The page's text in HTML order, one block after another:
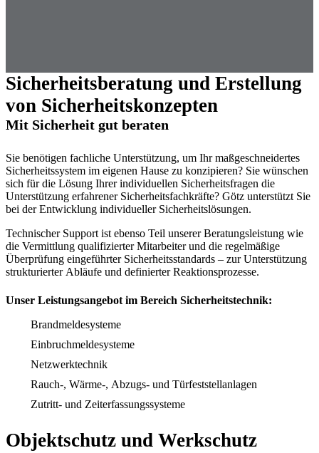
Sicherheitsberatung und Erstellung
von Sicherheitskonzepten
Mit Sicherheit gut beraten
Sie benötigen fachliche Unterstützung, um Ihr maßgeschneidertes
Sicherheitssystem im eigenen Hause zu konzipieren? Sie wünschen
sich für die Lösung Ihrer individuellen Sicherheitsfragen die
Unterstützung erfahrener Sicherheitsfachkräfte? Götz unterstützt Sie
bei der Entwicklung individueller Sicherheitslösungen.
Technischer Support ist ebenso Teil unserer Beratungsleistung wie
die Vermittlung qualifizierter Mitarbeiter und die regelmäßige
Überprüfung eingeführter Sicherheitsstandards – zur Unterstützung
strukturierter Abläufe und definierter Reaktionsprozesse.
Unser Leistungsangebot im Bereich Sicherheitstechnik:
Brandmeldesysteme
Einbruchmeldesysteme
Netzwerktechnik
Rauch-, Wärme-, Abzugs- und Türfeststellanlagen
Zutritt- und Zeiterfassungssysteme
Objektschutz und Werkschutz